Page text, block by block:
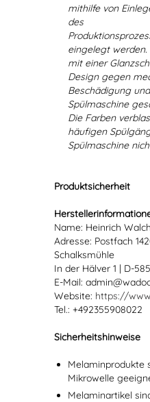
mithilfe von
des
eingelegt
mit einer
Design gegen
Beschädigung
Spülmaschine
Die Farben
häufigen
Spülmaschine
Produktsicherheit
Name: Heinrich
Adresse: Postfach
Schalksmühle
In der Hälver 1 | D-
E-Mail:
Website: https://
Tel.: +492355908022
Sicherheitshinweise
Melaminprodukte
Mikrowelle
Melaminartikel